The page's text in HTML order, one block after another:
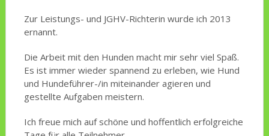
Zur Leistungs- und JGHV-Richterin wurde ich 2013
ernannt.
Die Arbeit mit den Hunden macht mir sehr viel Spaß.
Es ist immer wieder spannend zu erleben, wie Hund
und Hundeführer-/in miteinander agieren und
gestellte Aufgaben meistern.
Ich freue mich auf schöne und hoffentlich erfolgreiche